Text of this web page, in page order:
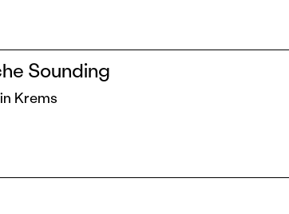
Sounding
Krems